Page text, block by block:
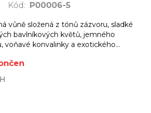
Kód : P00006-5
vůně složená z tónů zázvoru, sladké
bavlníkových květů, jemného
voňavé konvalinky a exotického